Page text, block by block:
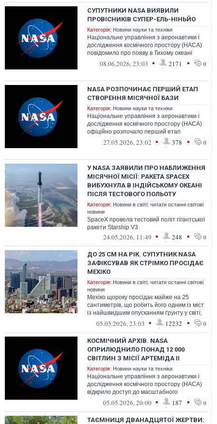
СУПУТНИКИ NASA ВИЯВИЛИ
ПРОВІСНИКІВ СУПЕР-ЕЛЬ-НІНЬЙО
Категорія: Новини науки та техніки
Національне управління з аеронавтики і
дослідження космічного простору (НАСА)
повідомило про появу в Тихому океані
колосальної хвилі теплої води завши...
08.06.2026, 23:03 • 2171 • 0
NASA РОЗПОЧИНАЄ ПЕРШИЙ ЕТАП
СТВОРЕННЯ МІСЯЧНОЇ БАЗИ
Категорія: Новини науки та техніки
Національне управління з аеронавтики і
дослідження космічного простору (НАСА)
офіційно розпочало перший етап
створення масштабної місячної бази
27.05.2026, 23:02 • 378 • 0
У NASA ЗАЯВИЛИ ПРО НАБЛИЖЕННЯ
МІСЯЧНОЇ МІСІЇ: РАКЕТА SPACEX
ВИБУХНУЛА В ІНДІЙСЬКОМУ ОКЕАНІ
ПІСЛЯ ТЕСТОВОГО ПОЛЬОТУ
Категорія: Новини в світі: читати останні світові
новини
SpaceX провела тестовий політ гігантської
ракети Starship V3
24.05.2026, 11:49 • 248 • 0
ДО 25 СМ НА РІК. СУПУТНИК NASA
ЗАФІКСУВАВ ЯК СТРІМКО ПРОСІДАЄ
МЕХІКО
Категорія: Новини в світі: читати останні світові
новини
Мехіко щороку просідає майже на 25
сантиметрів, що робить його одним із міст
із найшвидшим опусканням ґрунту у світі,
свідчать нові супутникові дані N...
05.05.2026, 23:03 • 12232 • 0
КОСМІЧНИЙ АРХІВ. NASA
ОПРИЛЮДНИЛО ПОНАД 12 000
СВІТЛИН З МІСІЇ АРТЕМІДА II
Категорія: Новини науки та техніки
Національне управління з аеронавтики і
дослідження космічного простору (НАСА)
відкрило доступ до масштабного
цифрового архіву, опублікувавши понад 12
05.05.2026, 20:00 • 187 • 0
ТАЄМНИЦЯ ДВАНАДЦЯТОЇ ЖЕРТВИ: